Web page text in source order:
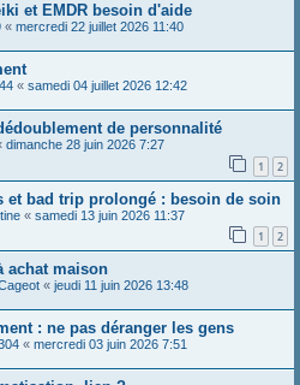
et EMDR besoin d'aide
« mercredi 22 juillet 2026 11:40
« samedi 04 juillet 2026 12:42
de personnalité
dimanche 28 juin 2026 7:27
1 2
et bad trip prolongé : besoin de soin
« samedi 13 juin 2026 11:37
1 2
achat maison
« jeudi 11 juin 2026 13:48
: ne pas déranger les gens
« mercredi 03 juin 2026 7:51